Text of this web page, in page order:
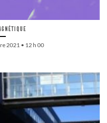
2021 • 12 h 00